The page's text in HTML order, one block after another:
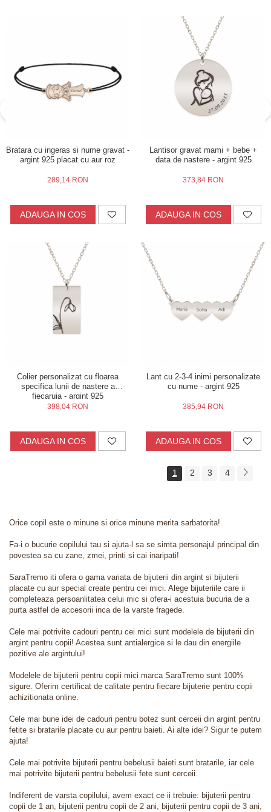
Bratara cu ingeras si nume gravat -
argint 925 placat cu aur roz
289,14 RON
ADAUGA IN COS
Lantisor gravat mami + bebe +
data de nastere - argint 925
373,84 RON
ADAUGA IN COS
Colier personalizat cu floarea
specifica lunii de nastere a
fiecaruia - argint 925
398,04 RON
ADAUGA IN COS
Lant cu 2-3-4 inimi personalizate
cu nume - argint 925
385,94 RON
ADAUGA IN COS
1 2 3 4
Orice copil este o minune si orice minune merita sarbatorita!
Fa-i o bucurie copilului tau si ajuta-l sa se simta personajul principal din
povestea sa cu zane, zmei, printi si cai inaripati!
SaraTremo iti ofera o gama variata de bijuterii din argint si bijuterii
placate cu aur special create pentru cei mici. Alege bijuteriile care ii
completeaza persoanlitatea celui mic si ofera-i acestuia bucuria de a
purta astfel de accesorii inca de la varste fragede.
Cele mai potrivite cadouri pentru cei mici sunt modelele de bijuterii din
argint pentru copii! Acestea sunt antialergice si le dau din energiile
pozitive ale argintului!
Modelele de bijuterii pentru copii mici marca SaraTremo sunt 100%
sigure. Oferim certificat de calitate pentru fiecare bijuterie pentru copii
achizitionata online.
Cele mai bune idei de cadouri pentru botez sunt cerceii din argint pentru
fetite si bratarile placate cu aur pentru baieti. Ai alte idei? Sigur te putem
ajuta!
Cele mai potrivite bijuterii pentru bebelusii baieti sunt bratarile, iar cele
mai potrivite bijuterii pentru bebelusii fete sunt cerceii.
Indiferent de varsta copilului, avem exact ce ii trebuie: bijuterii pentru
copii de 1 an, bijuterii pentru copii de 2 ani, bijuterii pentru copii de 3 ani,